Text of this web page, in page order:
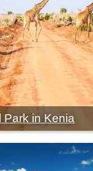
Park in Kenia